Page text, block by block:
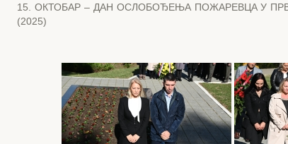
15. ОКТОБАР – ДАН ОСЛОБОЂЕЊА ПОЖАРЕВЦА У
(2025)